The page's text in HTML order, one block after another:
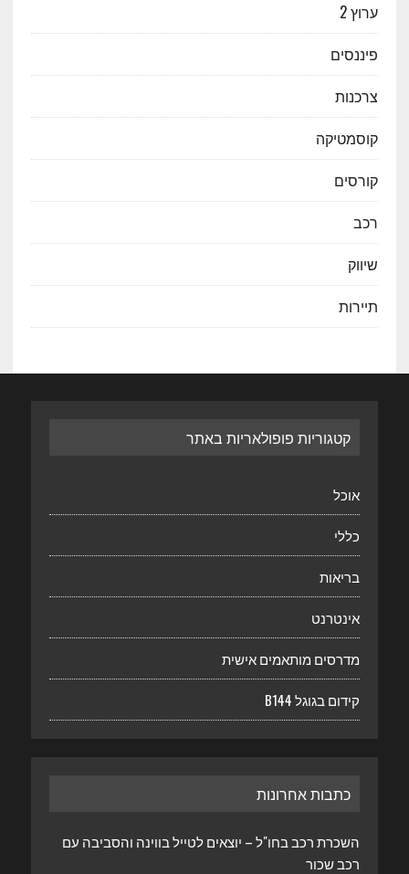
ערוץ 2
פיננסים
צרכנות
קוסמטיקה
קורסים
רכב
שיווק
תיירות
קטגוריות פופולאריות באתר
אוכל
כללי
בריאות
אינטרנט
מדרסים מותאמים אישית
קידום בגוגל B144
כתבות אחרונות
השכרת רכב בחו"ל – יוצאים לטייל בווינה והסביבה עם
רכב שכור